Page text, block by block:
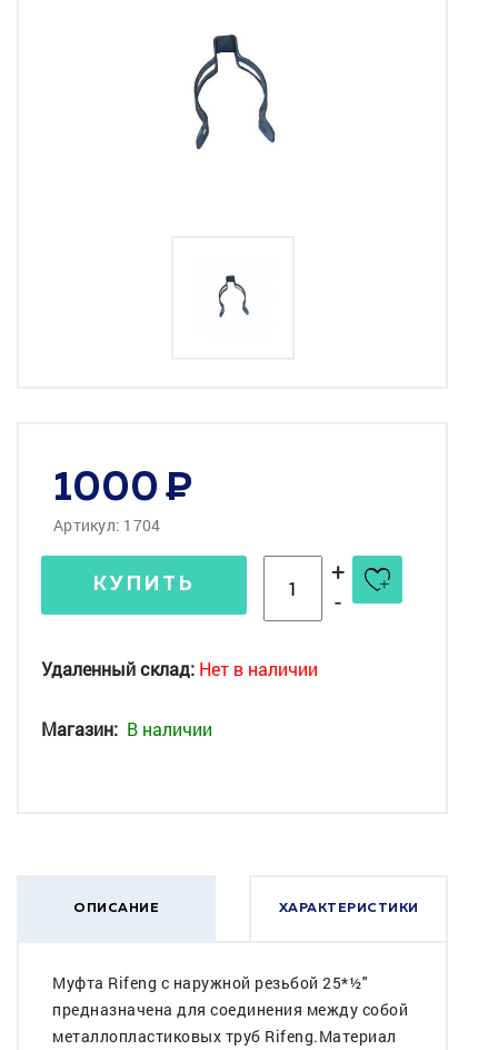
1000
Артикул: 1704
КУПИТЬ
+
-
Удаленный склад: Нет в наличии
Магазин: В наличии
ОПИСАНИЕ ХАРАКТЕРИСТИКИ
Муфта Rifeng с наружной резьбой 25*½"
предназначена для соединения между собой
металлопластиковых труб Rifeng.Материал